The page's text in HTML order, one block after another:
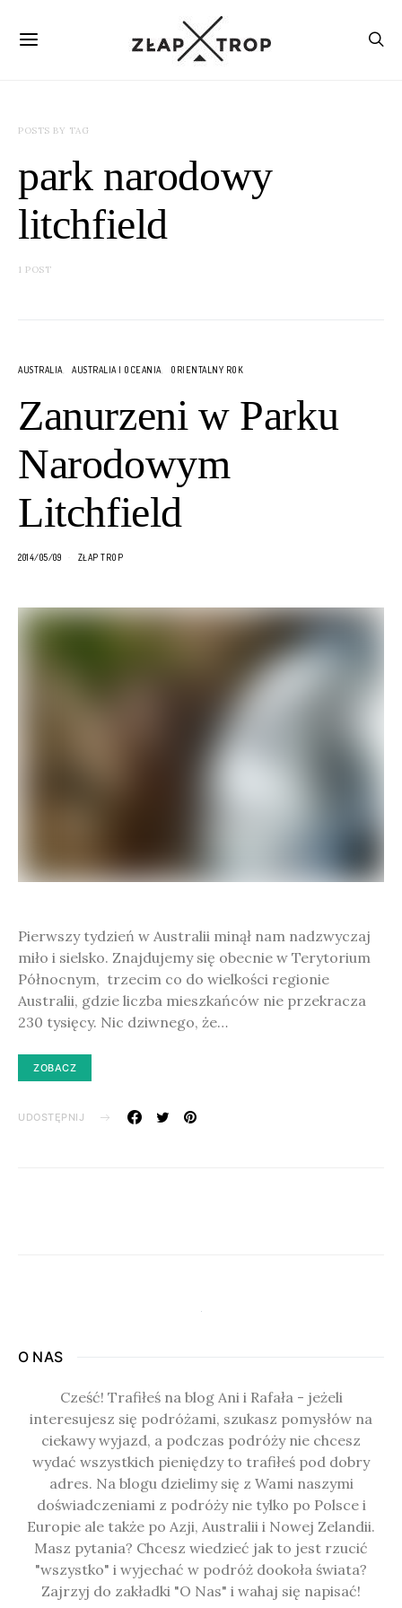
POSTS BY TAG
park narodowy
litchfield
1 POST
AUSTRALIA AUSTRALIA I OCEANIA ORIENTALNY ROK
Zanurzeni w Parku
Narodowym
Litchfield
2014/05/09 ZŁAP TROP
Pierwszy tydzień w Australii minął nam nadzwyczaj
miło i sielsko. Znajdujemy się obecnie w Terytorium
Północnym, trzecim co do wielkości regionie
Australii, gdzie liczba mieszkańców nie przekracza
230 tysięcy. Nic dziwnego, że…
ZOBACZ
UDOSTĘPNIJ
O NAS
Cześć! Trafiłeś na blog Ani i Rafała - jeżeli
interesujesz się podróżami, szukasz pomysłów na
ciekawy wyjazd, a podczas podróży nie chcesz
wydać wszystkich pieniędzy to trafiłeś pod dobry
adres. Na blogu dzielimy się z Wami naszymi
doświadczeniami z podróży nie tylko po Polsce i
Europie ale także po Azji, Australii i Nowej Zelandii.
Masz pytania? Chcesz wiedzieć jak to jest rzucić
"wszystko" i wyjechać w podróż dookoła świata?
Zajrzyj do zakładki "O Nas" i wahaj się napisać!